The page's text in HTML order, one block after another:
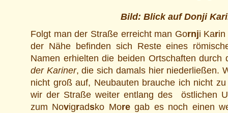
Bild: Blick auf Donji
Folgt man der Straße erreicht man Gornji Karin
der Nähe befinden sich Reste eines
Namen erhielten die beiden Ortschaften durch
der Kariner, die sich damals hier niederließen.
nicht groß auf, Neubauten brauche ich nicht
wir der Straße weiter entlang des östlichen
zum Novigradsko Moregab es noch einen